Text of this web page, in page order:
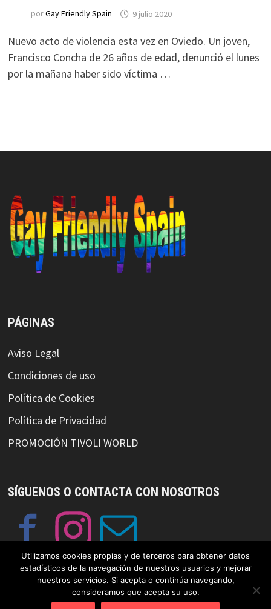
porGay Friendly Spain 9 julio 2020
Nuevo acto de violencia esta vez en Oviedo. Un joven,
Francisco Concha de 26 años de edad, denunció el lunes
por la mañana haber sido víctima …
PÁGINAS
Aviso Legal
Condiciones de uso
Política de Cookies
Política de Privacidad
PROMOCIÓN TIVOLI WORLD
SÍGUENOS O CONTACTA CON NOSOTROS
© Copyright GayFriendlySpain 2019 Funciona conWordPress
Utilizamos cookies propias y de terceros para obtener datos
estadísticos de la navegación de nuestros usuarios y mejorar
nuestros servicios. Si acepta o continúa navegando,
consideramos que acepta su uso.